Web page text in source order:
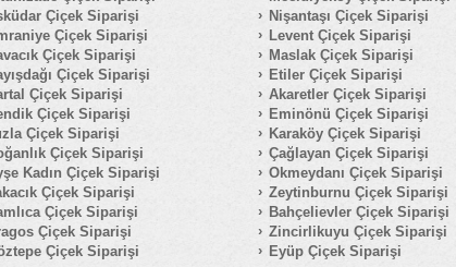
Çiçek Siparişi
Çiçek Siparişi
Çiçek Siparişi
Çiçek Siparişi
Çiçek Siparişi
Çiçek Siparişi
Çiçek Siparişi
Çiçek Siparişi
Kadın Çiçek Siparişi
Çiçek Siparişi
Çiçek Siparişi
Çiçek Siparişi
Çiçek Siparişi
Nişantaşı Çiçek Siparişi
Levent Çiçek Siparişi
Maslak Çiçek Siparişi
Etiler Çiçek Siparişi
Akaretler Çiçek Siparişi
Eminönü Çiçek Siparişi
Karaköy Çiçek Siparişi
Çağlayan Çiçek Siparişi
Okmeydanı Çiçek Siparişi
Zeytinburnu Çiçek Siparişi
Bahçelievler Çiçek Siparişi
Zincirlikuyu Çiçek Siparişi
Eyüp Çiçek Siparişi